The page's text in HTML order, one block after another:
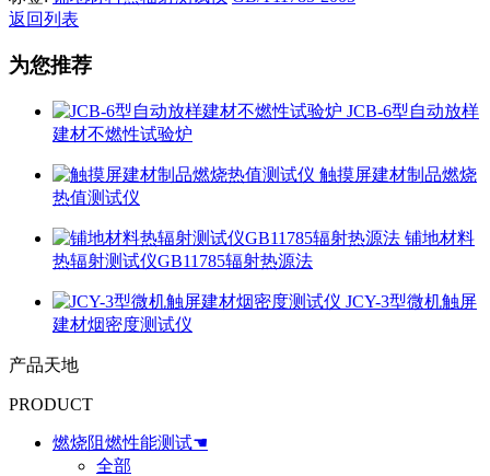
返回列表
为您推荐
JCB-6型自动放样
建材不燃性试验炉
触摸屏建材制品燃烧
热值测试仪
铺地材料
热辐射测试仪GB11785辐射热源法
JCY-3型微机触屏
建材烟密度测试仪
产品天地
PRODUCT
燃烧阻燃性能测试☚
全部